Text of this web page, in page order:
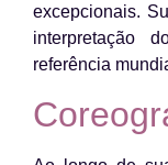
excepcionais.
interpretação
referência